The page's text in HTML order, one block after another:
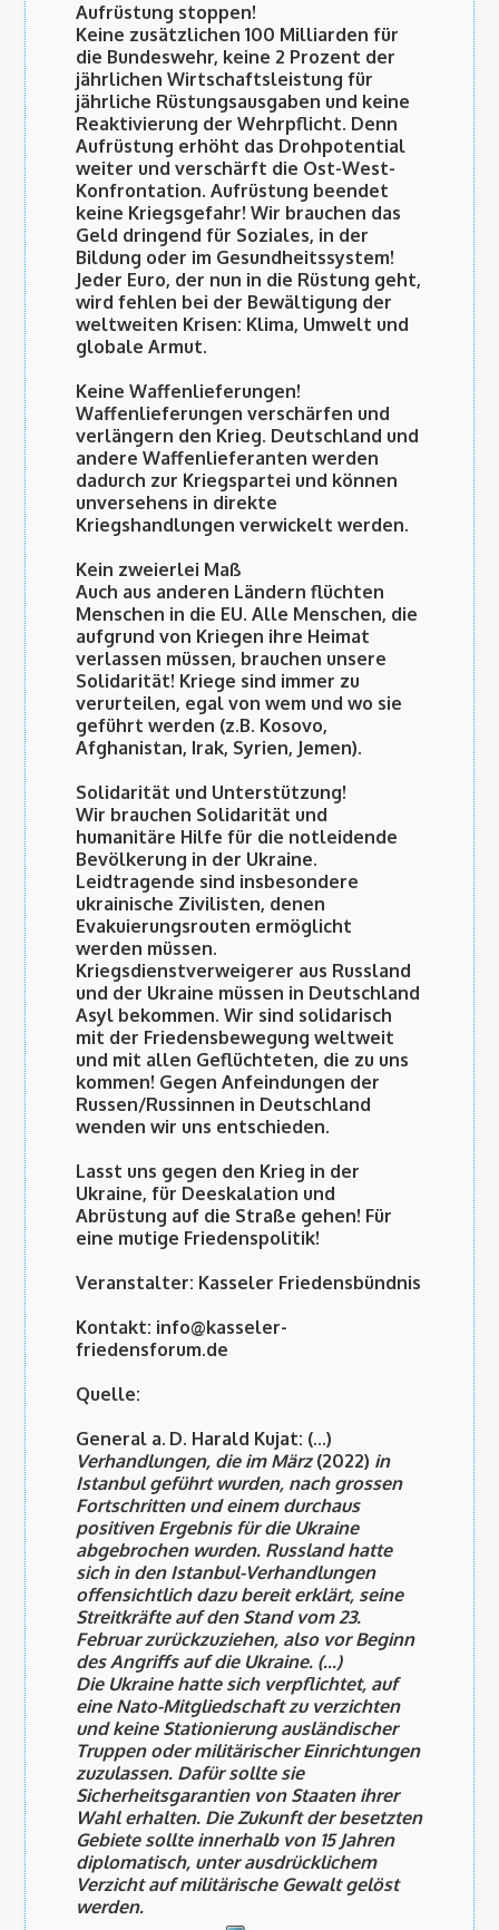
Aufrüstung stoppen!
Keine zusätzlichen 100 Milliarden für
die Bundeswehr, keine 2 Prozent der
jährlichen Wirtschaftsleistung für
jährliche Rüstungsausgaben und keine
Reaktivierung der Wehrpflicht. Denn
Aufrüstung erhöht das Drohpotential
weiter und verschärft die Ost-West-
Konfrontation. Aufrüstung beendet
keine Kriegsgefahr! Wir brauchen das
Geld dringend für Soziales, in der
Bildung oder im Gesundheitssystem!
Jeder Euro, der nun in die Rüstung geht,
wird fehlen bei der Bewältigung der
weltweiten Krisen: Klima, Umwelt und
globale Armut.
Keine Waffenlieferungen!
Waffenlieferungen verschärfen und
verlängern den Krieg. Deutschland und
andere Waffenlieferanten werden
dadurch zur Kriegspartei und können
unversehens in direkte
Kriegshandlungen verwickelt werden.
Kein zweierlei Maß
Auch aus anderen Ländern flüchten
Menschen in die EU. Alle Menschen, die
aufgrund von Kriegen ihre Heimat
verlassen müssen, brauchen unsere
Solidarität! Kriege sind immer zu
verurteilen, egal von wem und wo sie
geführt werden (z.B. Kosovo,
Afghanistan, Irak, Syrien, Jemen).
Solidarität und Unterstützung!
Wir brauchen Solidarität und
humanitäre Hilfe für die notleidende
Bevölkerung in der Ukraine.
Leidtragende sind insbesondere
ukrainische Zivilisten, denen
Evakuierungsrouten ermöglicht
werden müssen.
Kriegsdienstverweigerer aus Russland
und der Ukraine müssen in Deutschland
Asyl bekommen. Wir sind solidarisch
mit der Friedensbewegung weltweit
und mit allen Geflüchteten, die zu uns
kommen! Gegen Anfeindungen der
Russen/Russinnen in Deutschland
wenden wir uns entschieden.
Lasst uns gegen den Krieg in der
Ukraine, für Deeskalation und
Abrüstung auf die Straße gehen! Für
eine mutige Friedenspolitik!
Veranstalter: Kasseler Friedensbündnis
Kontakt: info@kasseler-
friedensforum.de
Quelle:
General a. D. Harald Kujat: (...)
Verhandlungen, die im März(2022) in
Istanbul geführt wurden, nach grossen
Fortschritten und einem durchaus
positiven Ergebnis für die Ukraine
abgebrochen wurden. Russland hatte
sich in den Istanbul-Verhandlungen
offensichtlich dazu bereit erklärt, seine
Streitkräfte auf den Stand vom 23.
Februar zurückzuziehen, also vor Beginn
des Angriffs auf die Ukraine. (...)
Die Ukraine hatte sich verpflichtet, auf
eine Nato-Mitgliedschaft zu verzichten
und keine Stationierung ausländischer
Truppen oder militärischer Einrichtungen
zuzulassen. Dafür sollte sie
Sicherheitsgarantien von Staaten ihrer
Wahl erhalten. Die Zukunft der besetzten
Gebiete sollte innerhalb von 15 Jahren
diplomatisch, unter ausdrücklichem
Verzicht auf militärische Gewalt gelöst
werden.